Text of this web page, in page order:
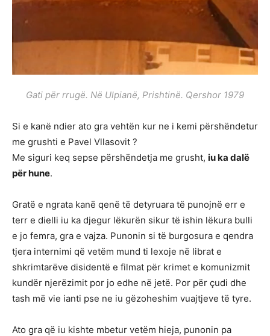
Gati për rrugë. Në Ulpianë, Prishtinë. Qershor 1979
Si e kanë ndier ato gra vehtën kur ne i kemi përshëndetur
me grushti e Pavel Vllasovit ?
Me siguri keq sepse përshëndetja me grusht, iu ka dalë
për hune.
Gratë e ngrata kanë qenë të detyruara të punojnë err e
terr e dielli iu ka djegur lëkurën sikur të ishin lëkura bulli
e jo femra, gra e vajza. Punonin si të burgosura e qendra
tjera internimi që vetëm mund ti lexoje në librat e
shkrimtarëve disidentë e filmat për krimet e komunizmit
kundër njerëzimit por jo edhe në jetë. Por për çudi dhe
tash më vie ianti pse ne iu gëzoheshim vuajtjeve të tyre.
Ato gra që iu kishte mbetur vetëm hieja, punonin pa